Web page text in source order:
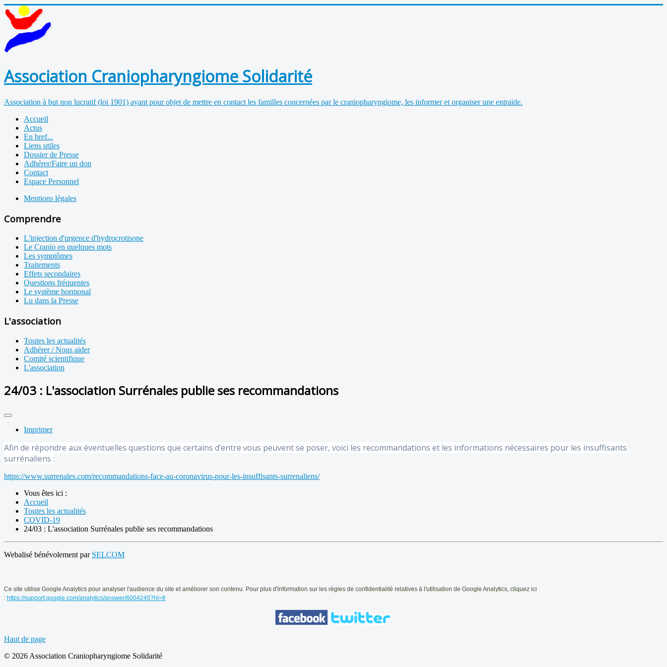
Association Craniopharyngiome Solidarité
Association à but non lucratif (loi 1901) ayant pour objet de mettre en contact les familles concernées par le craniopharyngiome, les informer et organiser une entraide.
Accueil
Actus
En bref...
Liens utiles
Dossier de Presse
Adhérer/Faire un don
Contact
Espace Personnel
Mentions légales
Comprendre
L'injection d'urgence d'hydrocrotisone
Le Cranio en quelques mots
Les symptômes
Traitements
Effets secondaires
Questions fréquentes
Le système hormonal
Lu dans la Presse
L'association
Toutes les actualités
Adhérer / Nous aider
Comité scientifique
L'association
24/03 : L'association Surrénales publie ses recommandations
Imprimer
Afin de répondre aux éventuelles questions que certains d’entre vous peuvent se poser, voici les recommandations et les informations nécessaires pour les insuffisants
surrénaliens :
https://www.surrenales.com/recommandations-face-au-coronavirus-pour-les-insuffisants-surrenaliens/
Vous êtes ici :
Accueil
Toutes les actualités
COVID-19
24/03 : L'association Surrénales publie ses recommandations
Webalisé bénévolement par SELCOM
Ce site utilise Google Analytics pour analyser l'audience du site et améliorer son contenu. Pour plus d'information sur les règles de confidentialité relatives à l'utilisation de Google Analytics, cliquez ici
: https://support.google.com/analytics/answer/6004245?hl=fr
Haut de page
© 2026 Association Craniopharyngiome Solidarité